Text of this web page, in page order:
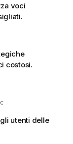
voci
costosi.
utenti delle